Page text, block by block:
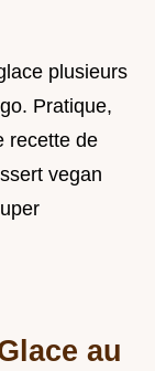
plusieurs
Pratique,
recette de
vegan
au